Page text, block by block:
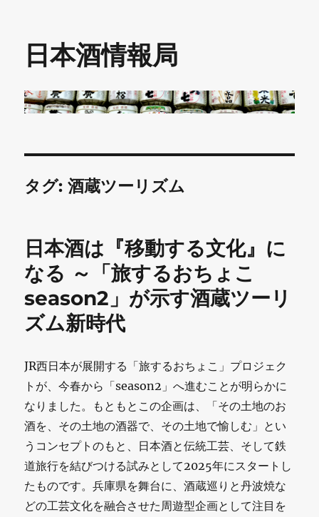
日本酒情報局
タグ:酒蔵ツーリズム
日本酒は『移動する文化』に
なる ～「旅するおちょこ
season2」が示す酒蔵ツーリ
ズム新時代
JR西日本が展開する「旅するおちょこ」プロジェク
トが、今春から「season2」へ進むことが明らかに
なりました。もともとこの企画は、「その土地のお
酒を、その土地の酒器で、その土地で愉しむ」とい
うコンセプトのもと、日本酒と伝統工芸、そして鉄
道旅行を結びつける試みとして2025年にスタートし
たものです。兵庫県を舞台に、酒蔵巡りと丹波焼な
どの工芸文化を融合させた周遊型企画として注目を